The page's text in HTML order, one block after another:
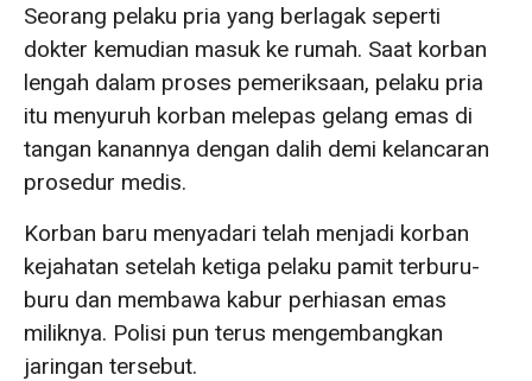
Seorang pelaku pria yang berlagak seperti
dokter kemudian masuk ke rumah. Saat korban
lengah dalam proses pemeriksaan, pelaku pria
itu menyuruh korban melepas gelang emas di
tangan kanannya dengan dalih demi kelancaran
prosedur medis.
Korban baru menyadari telah menjadi korban
kejahatan setelah ketiga pelaku pamit terburu-
buru dan membawa kabur perhiasan emas
miliknya. Polisi pun terus mengembangkan
jaringan tersebut.